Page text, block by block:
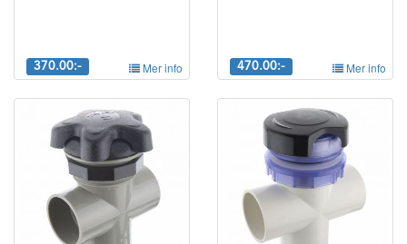
370.00:- Mer info 470.00:- Mer info